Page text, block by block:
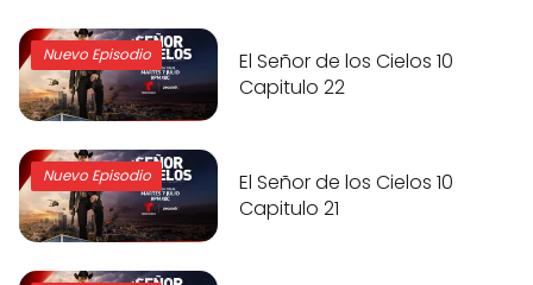
Nuevo Episodio
El Señor de los Cielos 10
Capitulo 22
Nuevo Episodio
El Señor de los Cielos 10
Capitulo 21